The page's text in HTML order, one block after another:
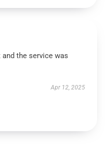
the service was
Apr 12, 2025